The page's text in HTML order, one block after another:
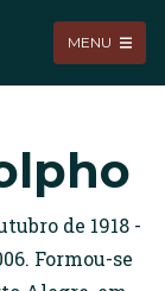
MENU
de 1918 -
Formou-se